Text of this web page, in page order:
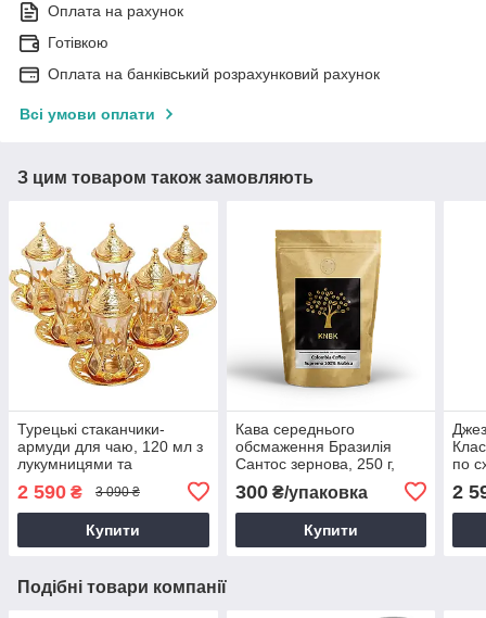
Оплата на рахунок
Готівкою
Оплата на банківський розрахунковий рахунок
Всі умови оплати
З цим товаром також замовляють
Турецькі стаканчики-
армуди для чаю, 120 мл з
лукумницями та
2 590 ₴ 3 090 ₴
Купити
Кава середнього
обсмаження Бразилія
Сантос зернова, 250 г,
300₴/упаковка
Купити
по
2
Подібні товари компанії